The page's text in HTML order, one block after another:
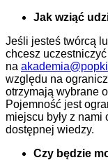
Jak wziąć
Jeśli jesteś twórcą
chcesz
na
względu na
otrzymają wybrane
Pojemność jest
miejscu były z
dostępnej wiedzy.
Czy będzie